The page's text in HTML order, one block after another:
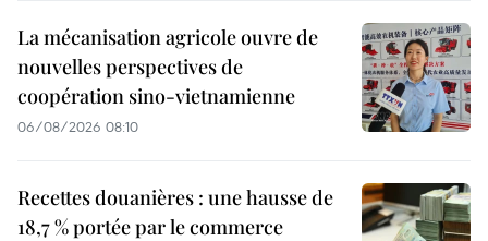
La mécanisation agricole ouvre de
nouvelles perspectives de
coopération sino-vietnamienne
06/08/2026 08:10
Recettes douanières : une hausse de
18,7 % portée par le commerce